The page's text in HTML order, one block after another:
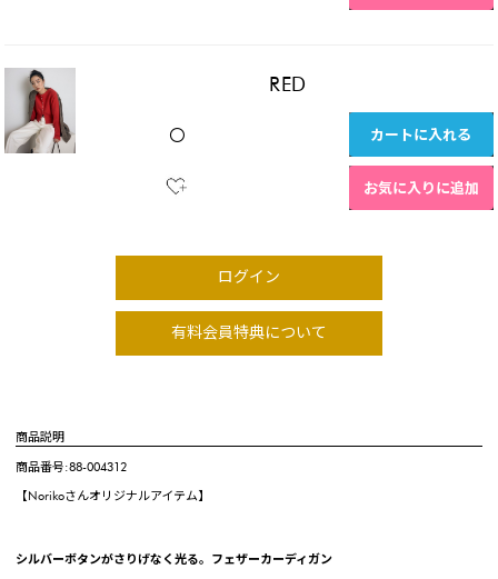
RED
〇 カートに入れる
お気に入りに追加
ログイン
有料会員特典について
商品説明
商品番号:88-004312
【Norikoさんオリジナルアイテム】
シルバーボタンがさりげなく光る。フェザーカーディガン